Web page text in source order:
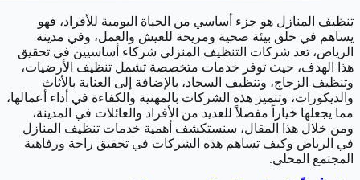
تنظيف المنازل هو جزء أساسي من الحياة اليومية للأفراد، فهو
يساهم في خلق بيئة صحية ومريحة للعيش والعمل، وفي مدينة
الرياض، تعد شركات التنظيف المنزلي شركاء أساسيين في تحقيق
هذا الهدف، حيث توفر خدمات متخصصة تشمل تنظيف الأرضيات،
وتنظيف الزجاج، وتنظيف السجاد، بالإضافة إلى العناية بالأثاث
والديكورات، وتتميز هذه الشركات بالمهنية والكفاءة في أداء أعمالها،
مما يجعلها خياراً مفضلاً للعديد من الأفراد والعائلات في المدينة،
ومن خلال هذا المقال، سنستكشف أهمية خدمات تنظيف المنازل
في الرياض وكيف تساهم هذه الشركات في تحقيق راحة ورفاهية
المجتمع المحلي.